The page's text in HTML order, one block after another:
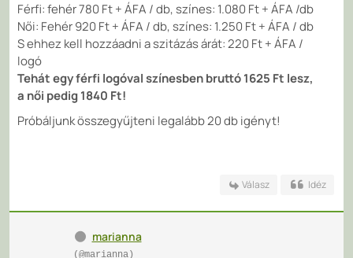
Férfi: fehér 780 Ft + ÁFA / db, színes: 1.080 Ft + ÁFA /db
Női: Fehér 920 Ft + ÁFA / db, színes: 1.250 Ft + ÁFA / db
S ehhez kell hozzáadni a szitázás árát: 220 Ft + ÁFA /
logó
Tehát egy férfi logóval színesben bruttó 1625 Ft lesz,
a női pedig 1840 Ft!
Próbáljunk összegyűjteni legalább 20 db igényt!
Válasz Idéz
marianna
(@marianna)